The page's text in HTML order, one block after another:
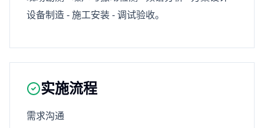
设备制造 - 施工安装 - 调试验收。
实施流程
需求沟通